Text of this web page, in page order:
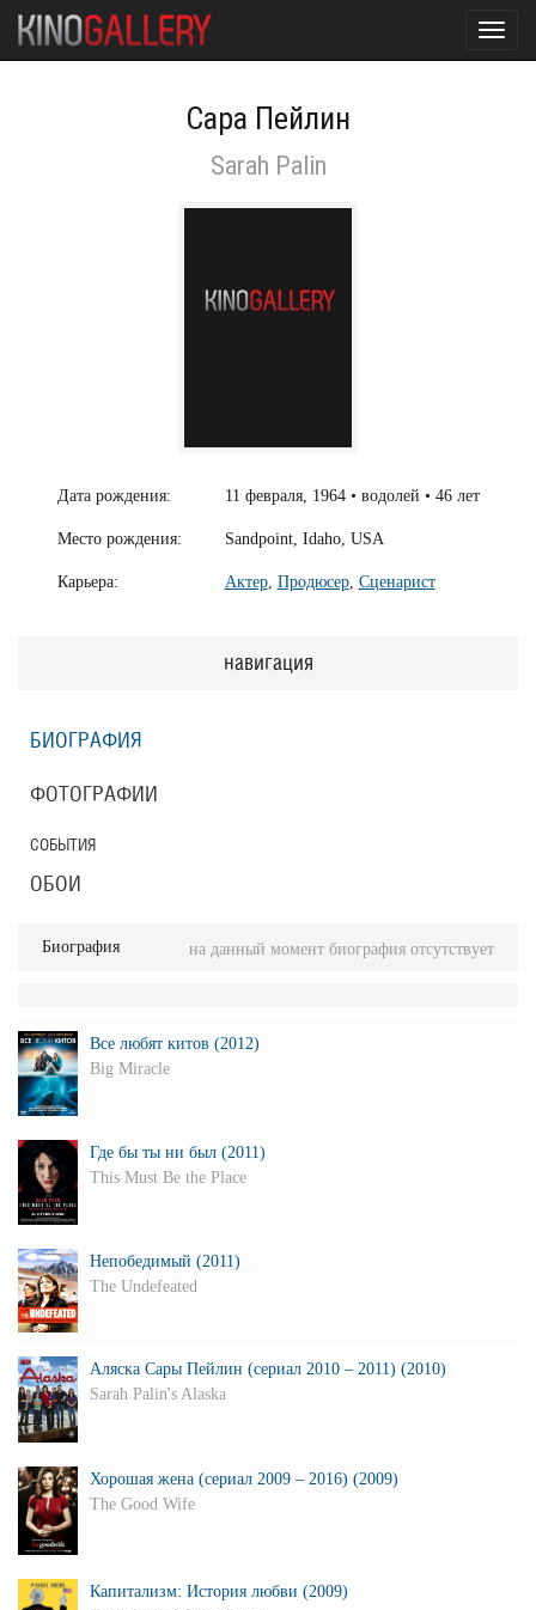
Сара Пейлин
Sarah Palin
Дата рождения: 11 февраля, 1964 • водолей • 46 лет
Место рождения: Sandpoint, Idaho, USA
Карьера: Актер, Продюсер, Сценарист
навигация
БИОГРАФИЯ
ФОТОГРАФИИ
СОБЫТИЯ
ОБОИ
Биография на данный момент биография отсутствует
Все любят китов (2012)
Big Miracle
Где бы ты ни был (2011)
This Must Be the Place
Непобедимый (2011)
The Undefeated
Аляска Сары Пейлин (сериал 2010 – 2011) (2010)
Sarah Palin's Alaska
Хорошая жена (сериал 2009 – 2016) (2009)
The Good Wife
Капитализм: История любви (2009)